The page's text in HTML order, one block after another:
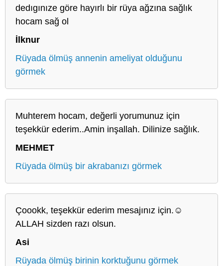
dedıgınıze göre hayırlı bir rüya ağzına sağlık
hocam sağ ol
İlknur
Rüyada ölmüş annenin ameliyat olduğunu
görmek
Muhterem hocam, değerli yorumunuz için
teşekkür ederim..Amin inşallah. Dilinize sağlık.
MEHMET
Rüyada ölmüş bir akrabanızı görmek
Çoookk, teşekkür ederim mesajınız için.☺️
ALLAH sizden razı olsun.
Asi
Rüyada ölmüş birinin korktuğunu görmek